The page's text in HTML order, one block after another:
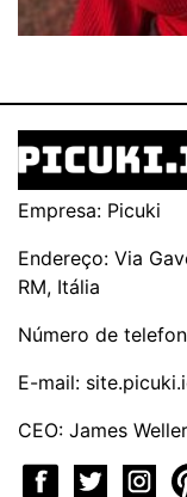
Empresa: Picuki
Endereço: Via
RM, Itália
Número de
E-mail:
CEO: James Weller